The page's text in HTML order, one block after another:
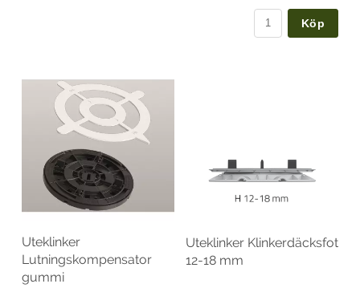
Köp
Uteklinker
Lutningskompensator
gummi
Uteklinker Klinkerdäcksfot
12-18 mm